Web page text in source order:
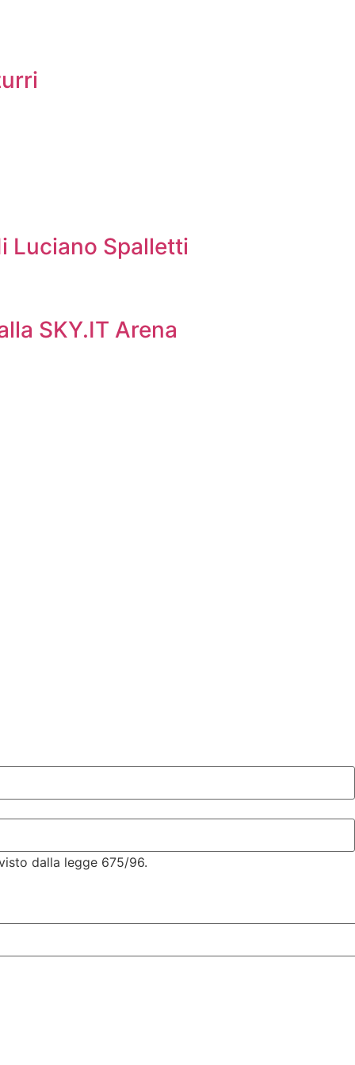
Luciano Spalletti
SKY.IT Arena
dalla legge 675/96.